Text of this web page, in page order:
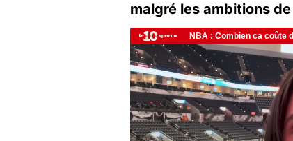
malgré les ambitions